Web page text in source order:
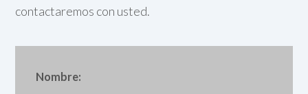
contactaremos con usted.
Nombre: